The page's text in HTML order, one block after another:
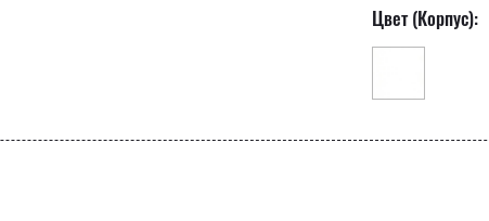
Цвет (Корпус):